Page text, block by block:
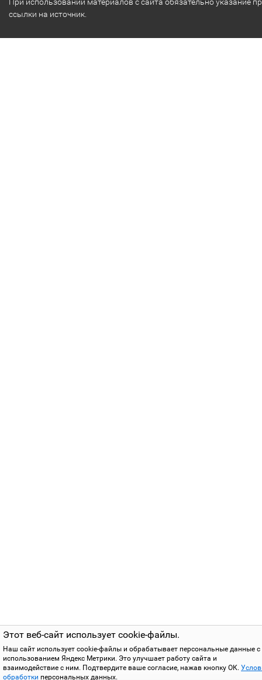
Этот веб-сайт использует cookie-файлы.
Наш сайт использует cookie-файлы и обрабатывает персональные данные с
использованием Яндекс Метрики. Это улучшает работу сайта и
взаимодействие с ним. Подтвердите ваше согласие, нажав кнопку ОК.
обработки персональных данных.
ссылки на источник.